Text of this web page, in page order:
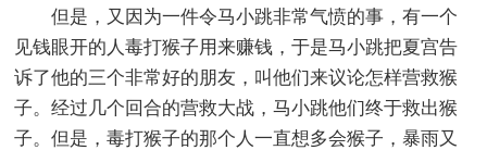
但是，又因为一件令马小跳非常气愤的事，有一个
见钱眼开的人毒打猴子用来赚钱，于是马小跳把夏宫告
诉了他的三个非常好的朋友，叫他们来议论怎样营救猴
子。经过几个回合的营救大战，马小跳他们终于救出猴
子。但是，毒打猴子的那个人一直想多会猴子，暴雨又